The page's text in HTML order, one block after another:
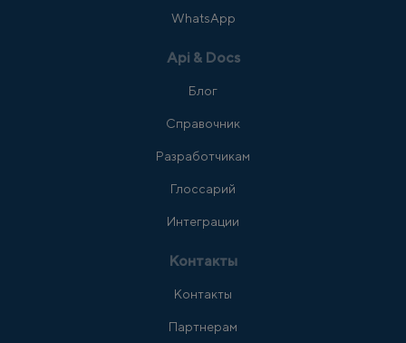
WhatsApp
Api & Docs
Блог
Справочник
Разработчикам
Глоссарий
Интеграции
Контакты
Контакты
Партнерам